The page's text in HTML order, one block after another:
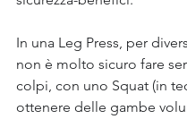
In una Leg Press, per
non è molto sicuro fare
colpi, con uno Squat (in
ottenere delle gambe